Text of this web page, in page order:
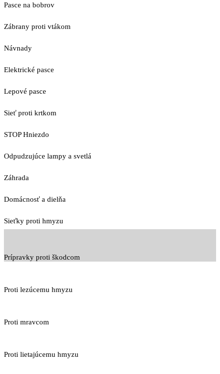
Pasce na bobrov
Zábrany proti vtákom
Návnady
Elektrické pasce
Lepové pasce
Sieť proti krtkom
STOP Hniezdo
Odpudzujúce lampy a svetlá
Záhrada
Domácnosť a dielňa
Sieťky proti hmyzu
Prípravky proti škodcom
Proti lezúcemu hmyzu
Proti mravcom
Proti lietajúcemu hmyzu